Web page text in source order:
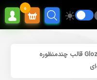
0
Glozin قالب چندمنظوره